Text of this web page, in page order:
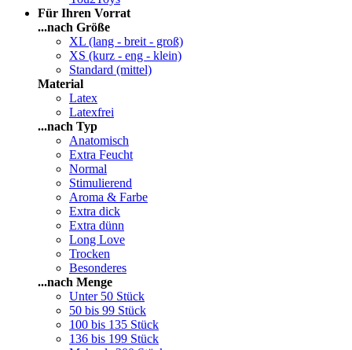
Für Ihren Vorrat
...nach Größe
XL (lang - breit - groß)
XS (kurz - eng - klein)
Standard (mittel)
Material
Latex
Latexfrei
...nach Typ
Anatomisch
Extra Feucht
Normal
Stimulierend
Aroma & Farbe
Extra dick
Extra dünn
Long Love
Trocken
Besonderes
...nach Menge
Unter 50 Stück
50 bis 99 Stück
100 bis 135 Stück
136 bis 199 Stück